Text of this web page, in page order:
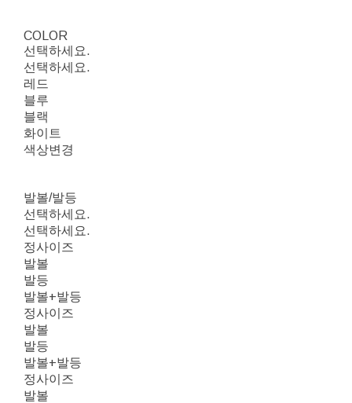
COLOR
선택하세요.
선택하세요.
레드
블루
블랙
화이트
색상변경
발볼/발등
선택하세요.
선택하세요.
정사이즈
발볼
발등
발볼+발등
정사이즈
발볼
발등
발볼+발등
정사이즈
발볼